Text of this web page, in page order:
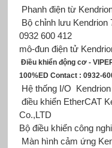
Phanh điện từ
Bộ chỉnh lưu Kendrion
0932 600 412
mô-đun điện tử
Điều khiển động cơ -
100%ED Contact : 0932-
Hệ thống I/O
điều khiển EtherCAT
Co.,LTD
Bộ điều khiển công
Màn hình cảm ứng